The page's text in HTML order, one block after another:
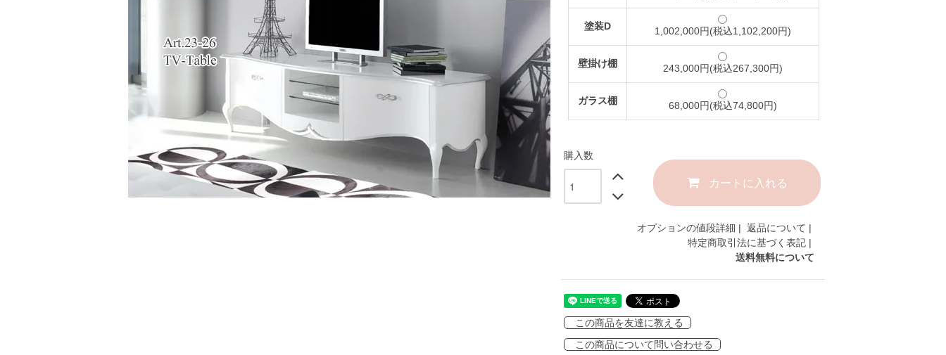
塗装D 1,002,000円(税込1,102,200円)
壁掛け棚 243,000円(税込267,300円)
ガラス棚 68,000円(税込74,800円)
購入数
カートに入れる
オプションの値段詳細 | 返品について |
特定商取引法に基づく表記 |
送料無料について
この商品を友達に教える
この商品について問い合わせる